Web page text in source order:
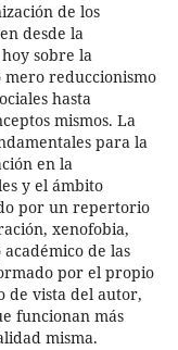
de los
desde la
sobre la
mero reduccionismo
hasta
mismos. La
para la
en la
y el ámbito
por un repertorio
xenofobia,
de las
por el propio
de vista del autor,
funcionan más
misma.